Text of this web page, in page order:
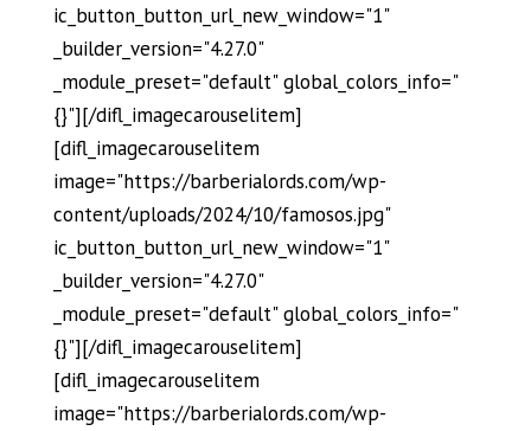
ic_button_button_url_new_window="1"
_builder_version="4.27.0"
_module_preset="default" global_colors_info="
{}"][/difl_imagecarouselitem]
[difl_imagecarouselitem
image="https://barberialords.com/wp-
content/uploads/2024/10/famosos.jpg"
ic_button_button_url_new_window="1"
_builder_version="4.27.0"
_module_preset="default" global_colors_info="
{}"][/difl_imagecarouselitem]
[difl_imagecarouselitem
image="https://barberialords.com/wp-